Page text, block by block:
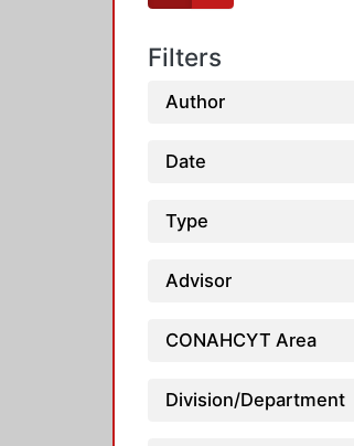
Filters
Author
Date
Type
Advisor
CONAHCYT Area
Division/Department